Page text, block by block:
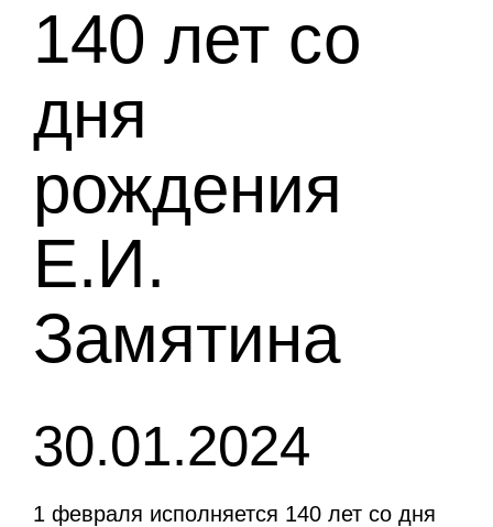
140 лет со
дня
рождения
Е.И.
Замятина
30.01.2024
1 февраля исполняется 140 лет со дня